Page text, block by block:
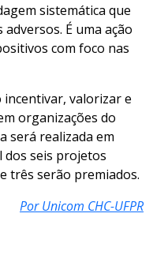
sistemática que
É uma ação
com foco nas
incentivar, valorizar e
organizações do
será realizada em
dos seis projetos
três serão premiados.
Por Unicom CHC-UFPR